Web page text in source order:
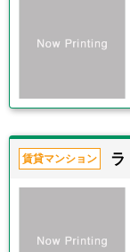
賃貸マンション ラ